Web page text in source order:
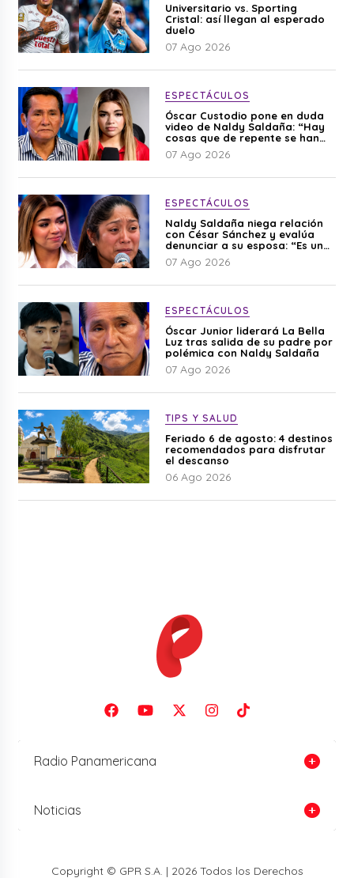
Universitario vs. Sporting
Cristal: así llegan al esperado
duelo
07 Ago 2026
ESPECTÁCULOS
Óscar Custodio pone en duda
video de Naldy Saldaña: “Hay
cosas que de repente se han
editado”
07 Ago 2026
ESPECTÁCULOS
Naldy Saldaña niega relación
con César Sánchez y evalúa
denunciar a su esposa: “Es una
difamación”
07 Ago 2026
ESPECTÁCULOS
Óscar Junior liderará La Bella
Luz tras salida de su padre por
polémica con Naldy Saldaña
07 Ago 2026
TIPS Y SALUD
Feriado 6 de agosto: 4 destinos
recomendados para disfrutar
el descanso
06 Ago 2026
Radio Panamericana
Noticias
Copyright © GPR S.A. | 2026 Todos los Derechos